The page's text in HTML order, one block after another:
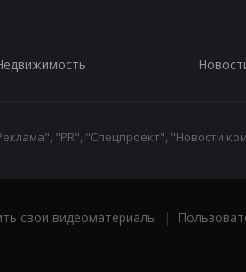
"PR", "Спецпроект", "Новости
свои видеоматериалы |